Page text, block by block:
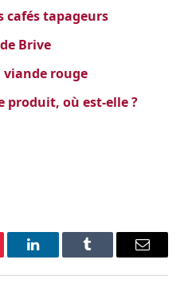
cafés tapageurs
Brive
viande rouge
produit, où est-elle ?
LinkedInTumblr Email